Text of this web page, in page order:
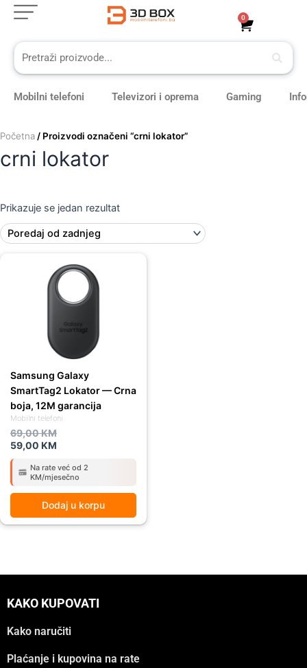
Skip
content
0
Cart
Mobilni telefoni Televizori i oprema Gaming
Početna / Proizvodi označeni “crni lokator”
crni lokator
Prikazuje se jedan rezultat
Mobilni telefoni
Samsung Galaxy
SmartTag2 Lokator — Crna
boja, 12M garancija
69,00KM
69,00 KM.
59,00 KM
59,00 KM.
Na rate već od 2
KM/mjesečno
Dodaj u korpu
KAKO KUPOVATI
Kako naručiti
Plaćanje i kupovina na rate